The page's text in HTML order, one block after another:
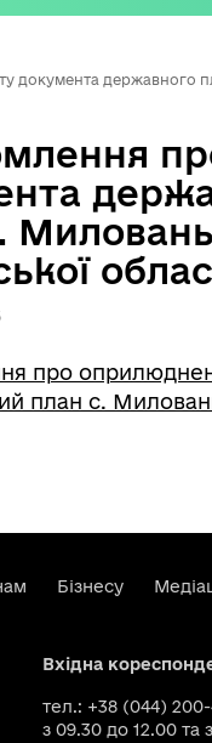
документа державного
про
план с.
Бізнесу
Вхідна
тел.: +38 (044) 200-
з 09.30 до 12.00 та